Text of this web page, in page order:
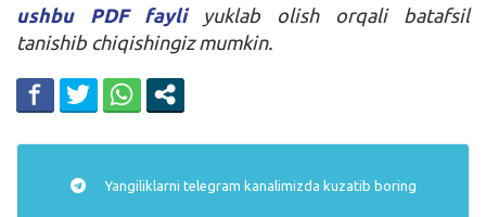
ushbu PDF fayliyuklab olish orqali batafsil
tanishib chiqishingiz mumkin.
Yangiliklarni telegram kanalimizda kuzatib boring